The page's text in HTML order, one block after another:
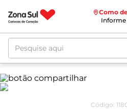
Como
Informe
Pesquise aqui
Código: